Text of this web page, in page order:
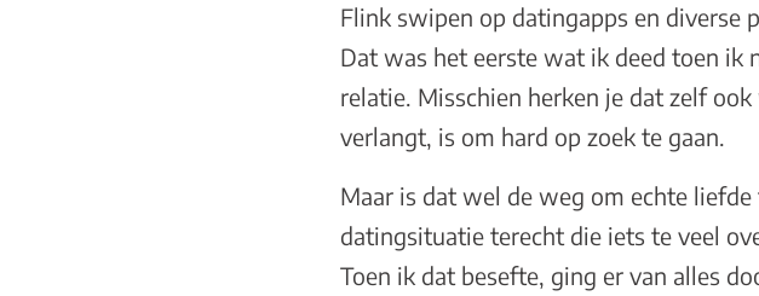
Flink swipen op datingapps en diverse
Dat was het eerste wat ik deed toen ik
relatie. Misschien herken je dat zelf
verlangt, is om hard op zoek te gaan.
Maar is dat wel de weg om echte
datingsituatie terecht die iets te veel
Toen ik dat besefte, ging er van alles